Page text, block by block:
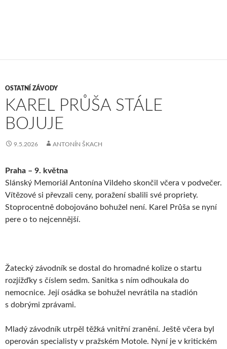
OSTATNÍ ZÁVODY
KAREL PRŮŠA STÁLE
BOJUJE
9.5.2026 ANTONÍN ŠKACH
Praha – 9. května
Slánský Memoriál Antonína Vildeho skončil včera v podvečer.
Vítězové si převzali ceny, poražení sbalili své propriety.
Stoprocentně dobojováno bohužel není. Karel Průša se nyní
pere o to nejcennější.
Žatecký závodník se dostal do hromadné kolize o startu
rozjížďky s číslem sedm. Sanitka s ním odhoukala do
nemocnice. Její osádka se bohužel nevrátila na stadión
s dobrými zprávami.
Mladý závodník utrpěl těžká vnitřní zranění. Ještě včera byl
operován specialisty v pražském Motole. Nyní je v kritickém